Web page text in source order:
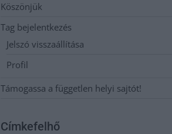
Köszönjük
Tag bejelentkezés
Jelszó visszaállítása
Profil
Támogassa a független helyi sajtót!
Címkefelhő